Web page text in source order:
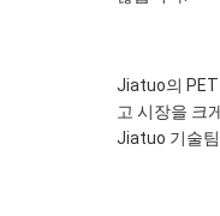
Jiatuo의 PET
고 시장을 크
Jiatuo 기술